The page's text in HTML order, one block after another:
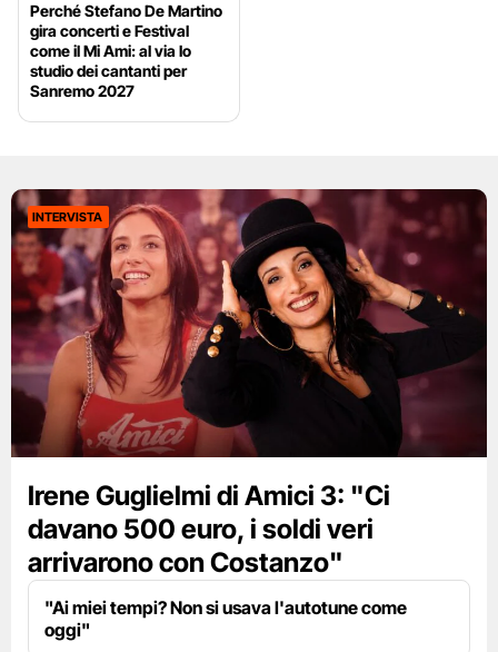
Perché Stefano De Martino
gira concerti e Festival
come il Mi Ami: al via lo
studio dei cantanti per
Sanremo 2027
INTERVISTA
Irene Guglielmi di Amici 3: "Ci
davano 500 euro, i soldi veri
arrivarono con Costanzo"
"Ai miei tempi? Non si usava l'autotune come
oggi"